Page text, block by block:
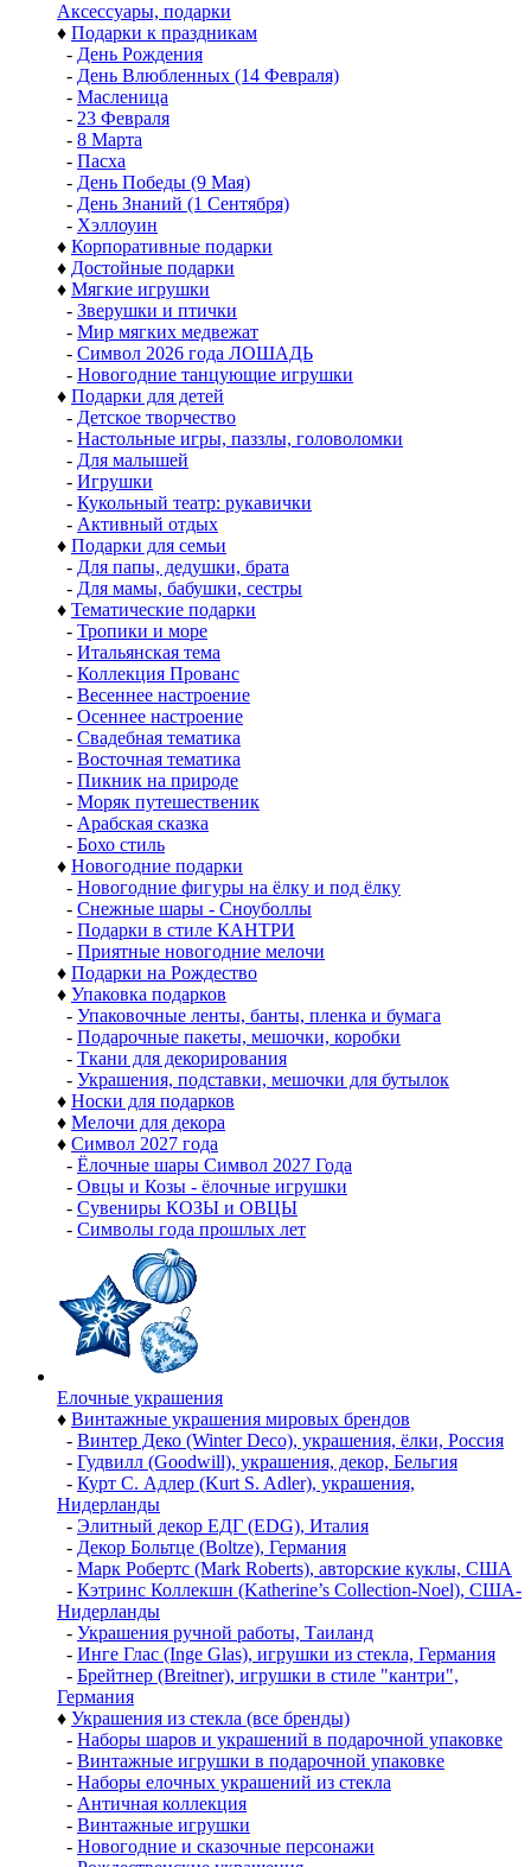
Аксессуары, подарки
♦ Подарки к праздникам
- День Рождения
- День Влюбленных (14 Февраля)
- Масленица
- 23 Февраля
- 8 Марта
- Пасха
- День Победы (9 Мая)
- День Знаний (1 Сентября)
- Хэллоуин
♦ Корпоративные подарки
♦ Достойные подарки
♦ Мягкие игрушки
- Зверушки и птички
- Мир мягких медвежат
- Символ 2026 года ЛОШАДЬ
- Новогодние танцующие игрушки
♦ Подарки для детей
- Детское творчество
- Настольные игры, паззлы, головоломки
- Для малышей
- Игрушки
- Кукольный театр: рукавички
- Активный отдых
♦ Подарки для семьи
- Для папы, дедушки, брата
- Для мамы, бабушки, сестры
♦ Тематические подарки
- Тропики и море
- Итальянская тема
- Коллекция Прованс
- Весеннее настроение
- Осеннее настроение
- Свадебная тематика
- Восточная тематика
- Пикник на природе
- Моряк путешественик
- Арабская сказка
- Бохо стиль
♦ Новогодние подарки
- Новогодние фигуры на ёлку и под ёлку
- Снежные шары - Сноуболлы
- Подарки в стиле КАНТРИ
- Приятные новогодние мелочи
♦ Подарки на Рождество
♦ Упаковка подарков
- Упаковочные ленты, банты, пленка и бумага
- Подарочные пакеты, мешочки, коробки
- Ткани для декорирования
- Украшения, подставки, мешочки для бутылок
♦ Носки для подарков
♦ Мелочи для декора
♦ Символ 2027 года
- Ёлочные шары Символ 2027 Года
- Овцы и Козы - ёлочные игрушки
- Сувениры КОЗЫ и ОВЦЫ
- Символы года прошлых лет
Елочные украшения
♦ Винтажные украшения мировых брендов
- Винтер Деко (Winter Deco), украшения, ёлки, Россия
- Гудвилл (Goodwill), украшения, декор, Бельгия
- Курт С. Адлер (Kurt S. Adler), украшения,
Нидерланды
- Элитный декор ЕДГ (EDG), Италия
- Декор Больтце (Boltze), Германия
- Марк Робертс (Mark Roberts), авторские куклы, США
- Кэтринс Коллекшн (Katherine’s Collection-Noel), США-
Нидерланды
- Украшения ручной работы, Таиланд
- Инге Глас (Inge Glas), игрушки из стекла, Германия
- Брейтнер (Breitner), игрушки в стиле "кантри",
Германия
♦ Украшения из стекла (все бренды)
- Наборы шаров и украшений в подарочной упаковке
- Винтажные игрушки в подарочной упаковке
- Наборы елочных украшений из стекла
- Античная коллекция
- Винтажные игрушки
- Новогодние и сказочные персонажи